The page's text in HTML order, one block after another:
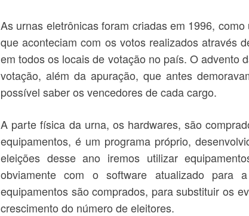
As urnas eletrônicas foram criadas em 1996,
que aconteciam com os votos realizados através
em todos os locais de votação no país. O advento
votação, além da apuração, que antes
possível saber os vencedores de cada cargo.
A parte física da urna, os hardwares, são
equipamentos, é um programa próprio,
eleições desse ano iremos utilizar
obviamente com o software atualizado para
equipamentos são comprados, para substituir os
crescimento do número de eleitores.